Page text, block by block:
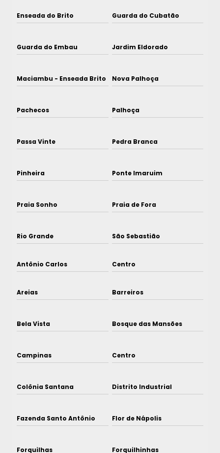
Enseada do Brito Guarda do Cubatão
Guarda do Embau Jardim Eldorado
Maciambu - Enseada Brito Nova Palhoça
Pachecos Palhoça
Passa Vinte Pedra Branca
Pinheira Ponte Imaruim
Praia Sonho Praia de Fora
Rio Grande São Sebastião
Antônio Carlos Centro
Areias Barreiros
Bela Vista Bosque das Mansões
Campinas Centro
Colônia Santana Distrito Industrial
Fazenda Santo Antônio Flor de Nápolis
Forquilhas Forquilhinhas